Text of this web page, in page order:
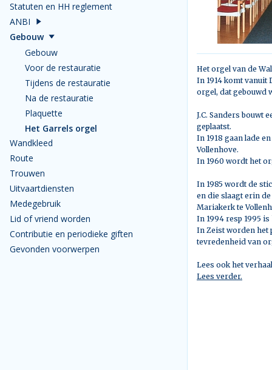
Statuten en HH reglement
ANBI
Gebouw
Gebouw
Voor de restauratie
Tijdens de restauratie
Na de restauratie
Plaquette
Het Garrels orgel
Wandkleed
Route
Trouwen
Uitvaartdiensten
Medegebruik
Lid of vriend worden
Contributie en periodieke giften
Gevonden voorwerpen
Het orgel van de
In 1914 komt vanuit
orgel, dat gebouwd
J.C. Sanders bouwt
geplaatst.
In 1918 gaan lade
Vollenhove.
In 1960 wordt het
In 1985 wordt de
en die slaagt erin
Mariakerk te
In 1994 resp 1995
In Zeist worden het
tevredenheid van
Lees ook het
Lees verder.